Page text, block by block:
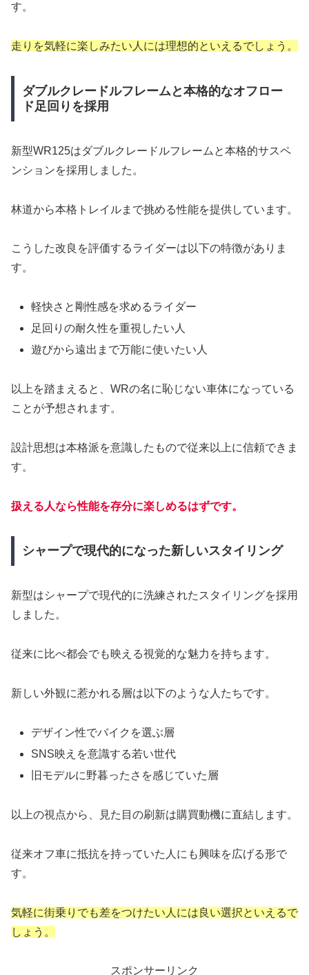
す。
走りを気軽に楽しみたい人には理想的といえるでしょう。
ダブルクレードルフレームと本格的なオフロー
ド足回りを採用
新型WR125はダブルクレードルフレームと本格的サスペ
ンションを採用しました。
林道から本格トレイルまで挑める性能を提供しています。
こうした改良を評価するライダーは以下の特徴がありま
す。
軽快さと剛性感を求めるライダー
足回りの耐久性を重視したい人
遊びから遠出まで万能に使いたい人
以上を踏まえると、WRの名に恥じない車体になっている
ことが予想されます。
設計思想は本格派を意識したもので従来以上に信頼できま
す。
扱える人なら性能を存分に楽しめるはずです。
シャープで現代的になった新しいスタイリング
新型はシャープで現代的に洗練されたスタイリングを採用
しました。
従来に比べ都会でも映える視覚的な魅力を持ちます。
新しい外観に惹かれる層は以下のような人たちです。
デザイン性でバイクを選ぶ層
SNS映えを意識する若い世代
旧モデルに野暮ったさを感じていた層
以上の視点から、見た目の刷新は購買動機に直結します。
従来オフ車に抵抗を持っていた人にも興味を広げる形で
す。
気軽に街乗りでも差をつけたい人には良い選択といえるで
しょう。
スポンサーリンク